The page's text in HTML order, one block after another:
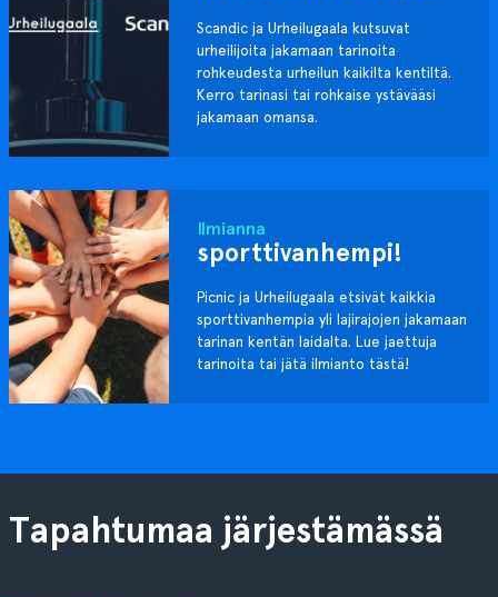
Scandic ja Urheilugaala kutsuvat
urheilijoita jakamaan tarinoita
rohkeudesta urheilun kaikilta kentiltä.
Kerro tarinasi tai rohkaise ystävääsi
jakamaan omansa.
Ilmianna
sporttivanhempi!
Picnic ja Urheilugaala etsivät kaikkia
sporttivanhempia yli lajirajojen jakamaan
tarinan kentän laidalta. Lue jaettuja
tarinoita tai jätä ilmianto tästä!
Tapahtumaa järjestämässä